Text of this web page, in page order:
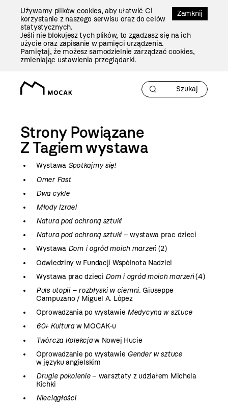
Zamknij
Używamy plików cookies, aby ułatwić Ci
korzystanie z naszego serwisu oraz do celów
statystycznych.
Jeśli nie blokujesz tych plików, to zgadzasz się na ich
użycie oraz zapisanie w pamięci urządzenia.
Pamiętaj, że możesz samodzielnie zarządzać cookies,
zmieniając ustawienia przeglądarki.
Strony Powiązane
Z Tagiemwystawa
Wystawa Spotkajmy się!
Omer Fast
Dwa cykle
Młody Izrael
Natura pod ochroną sztuki
Natura pod ochroną sztuki– wystawa prac dzieci
Wystawa Dom i ogród moich marzeń(2)
Odwiedziny w Fundacji Wspólnota Nadziei
Wystawa prac dzieci Dom i ogród moich marzeń(4)
Puls utopii – rozbłyski w ciemni. Giuseppe
Campuzano / Miguel A. López
Oprowadzania po wystawie Medycyna w sztuce
60+ Kulturaw MOCAK-u
Twórcza Kolekcjaw Nowej Hucie
Oprowadzanie po wystawie Gender w sztuce
w języku angielskim
Drugie pokolenie– warsztaty z udziałem Michela
Kichki
Nieciągłości